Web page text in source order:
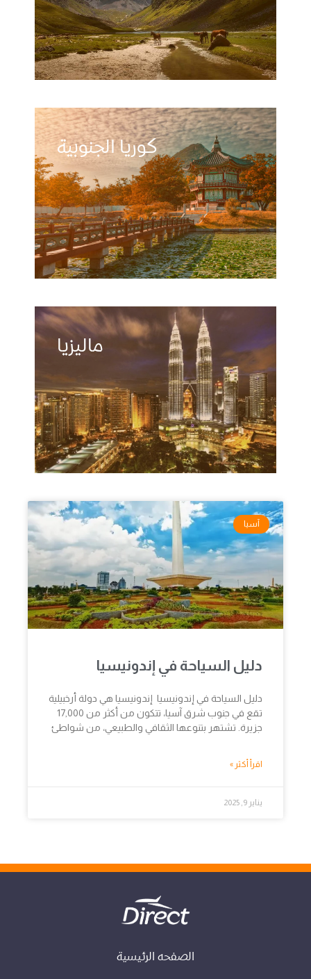
كوريا الجنوبية
ماليزيا
آسيا
دليل السياحة في إندونيسيا
دليل السياحة في إندونيسيا إندونيسيا هي دولة أرخبيلية
تقع في جنوب شرق آسيا، تتكون من أكثر من 17,000
جزيرة. تشتهر بتنوعها الثقافي والطبيعي، من شواطئ
اقرأ أكثر »
يناير 9, 2025
الصفحه الرئيسية